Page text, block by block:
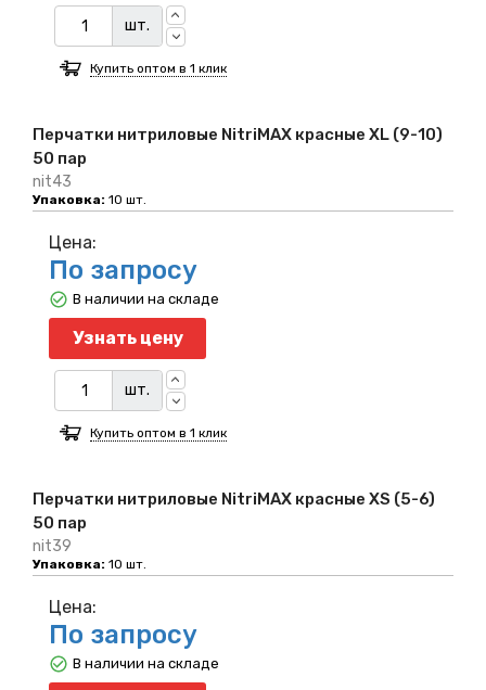
Перчатки нитриловые NitriMAX красные XL (9-10)
50 пар
nit43
Упаковка: 10 шт.
шт.
Купить оптом в 1 клик
Перчатки нитриловые NitriMAX красные XS (5-6)
50 пар
nit39
Упаковка: 10 шт.
Цена:
По запросу
Узнать цену
шт.
В наличии на складе
Купить оптом в 1 клик
Цена:
По запросу
В наличии на складе